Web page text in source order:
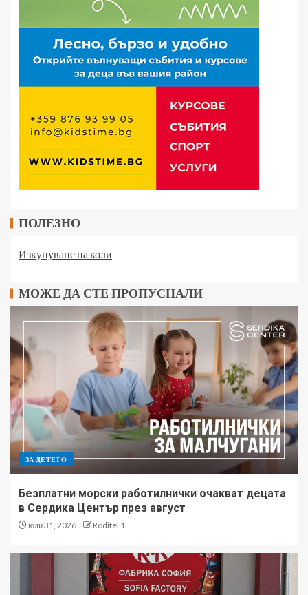
ПОЛЕЗНО
Изкупуване на коли
МОЖЕ ДА СТЕ ПРОПУСНАЛИ
ЗА ДЕТЕТО
Безплатни морски работилнички очакват децата
в Сердика Център през август
юли 31, 2026 Roditel 1